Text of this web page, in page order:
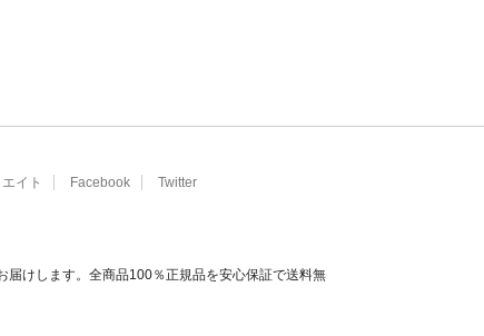
イト Facebook Twitter
届けします。全商品100％正規品を安心保証で送料無